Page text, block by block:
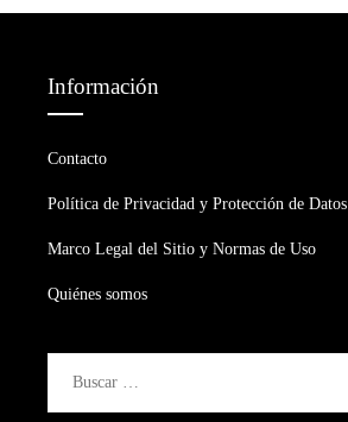
Información
Contacto
Política de Privacidad y Protección de Datos
Marco Legal del Sitio y Normas de Uso
Quiénes somos